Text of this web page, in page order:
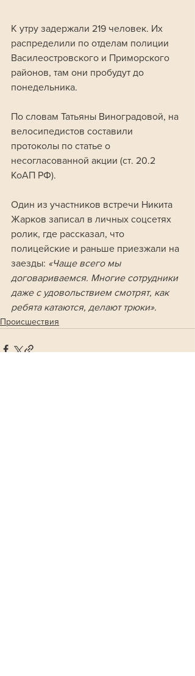
К утру задержали 219 человек. Их
распределили по отделам полиции
Василеостровского и Приморского
районов, там они пробудут до
понедельника.
По словам Татьяны Виноградовой, на
велосипедистов составили
протоколы по статье о
несогласованной акции (ст. 20.2
КоАП РФ).
Один из участников встречи Никита
Жарков записал в личных соцсетях
ролик, где рассказал, что
полицейские и раньше приезжали на
заезды: «Чаще всего мы
договариваемся. Многие сотрудники
даже с удовольствием смотрят, как
ребята катаются, делают трюки».
Происшествия